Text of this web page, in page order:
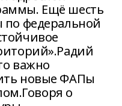
Ещё шесть
по федеральной
важно
новые ФАПы
о